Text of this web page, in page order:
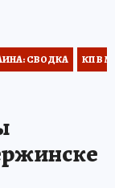
СВОДКА КП В